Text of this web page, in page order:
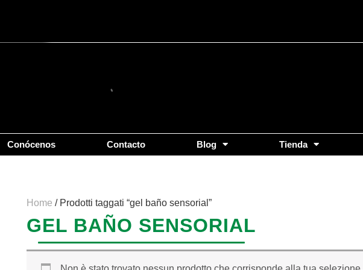
Conócenos Contacto Blog Tienda
Home / Prodotti taggati “gel baño sensorial”
GEL BAÑO SENSORIAL